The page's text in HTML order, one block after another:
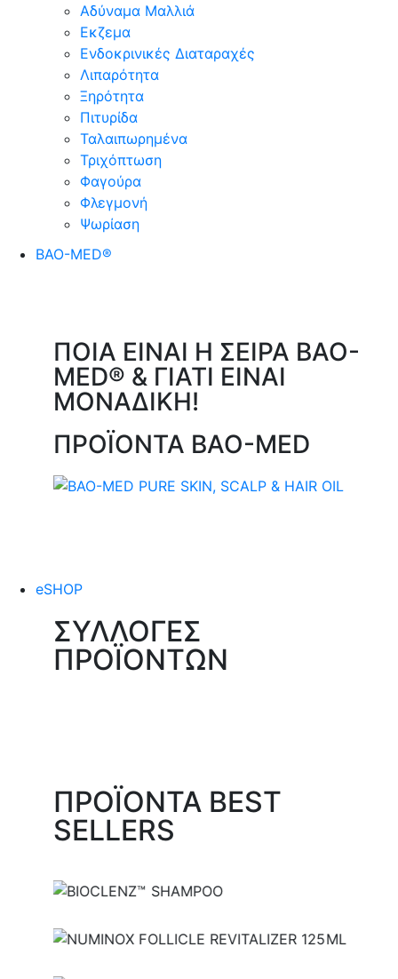
Αδύναμα Μαλλιά
Εκζεμα
Ενδοκρινικές Διαταραχές
Λιπαρότητα
Ξηρότητα
Πιτυρίδα
Ταλαιπωρημένα
Τριχόπτωση
Φαγούρα
Φλεγμονή
Ψωρίαση
BAO-MED®
ΠΟΙΑ ΕΙΝΑΙ Η ΣΕΙΡΑ BAO-
MED® & ΓΙΑΤΙ ΕΙΝΑΙ
ΜΟΝΑΔΙΚΗ!
ΠΡΟΪΟΝΤΑ BAO-MED
eSHOP
ΣΥΛΛΟΓΕΣ
ΠΡΟΪΟΝΤΩΝ
ΠΡΟΪΟΝΤΑ BEST
SELLERS